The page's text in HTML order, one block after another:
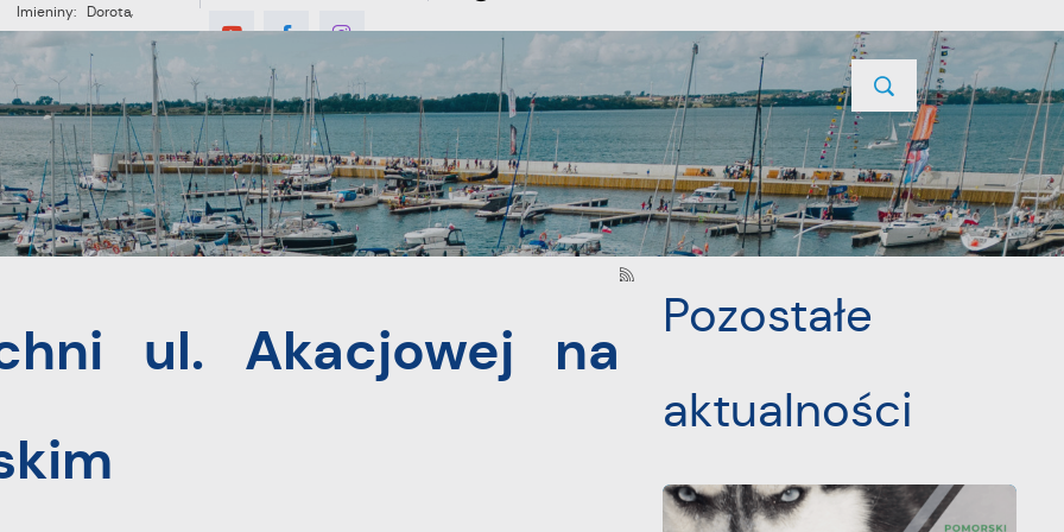
Imieniny: Dorota,
Konrad, Kajetan
MIESZKANIEC TURYSTYKA INWESTYCJE PROJEKTY UNIJNE KONTAKT
na Osiedlu Swarzewskim POPRZEDNI NASTĘPNY
ul. Akacjowej na
Pozostałe
aktualności